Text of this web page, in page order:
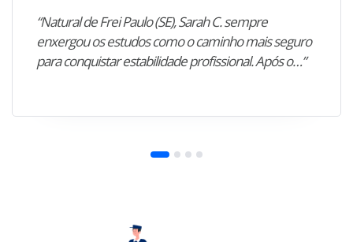
“Natural de Frei Paulo (SE), Sarah C. sempre
enxergou os estudos como o caminho mais seguro
para conquistar estabilidade profissional. Após o…”